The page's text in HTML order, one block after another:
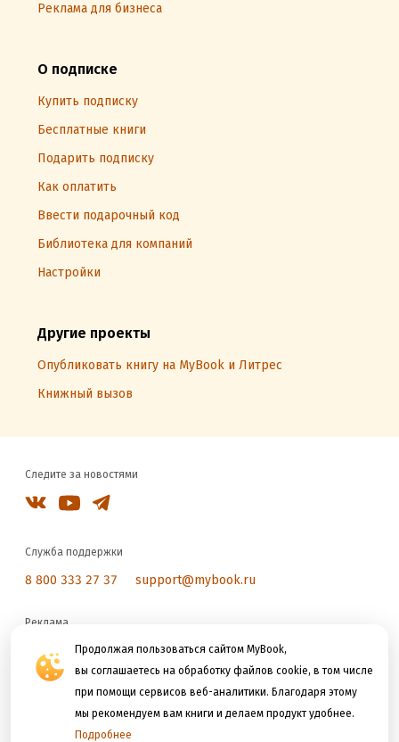
Продолжая пользоваться сайтом MyBook,
вы соглашаетесь на обработку файлов cookie, в том числе
при помощи сервисов веб-аналитики. Благодаря этому
мы рекомендуем вам книги и делаем продукт удобнее.
Подробнее
Реклама для бизнеса
О подписке
Купить подписку
Бесплатные книги
Подарить подписку
Как оплатить
Ввести подарочный код
Библиотека для компаний
Настройки
Другие проекты
Опубликовать книгу на MyBook и Литрес
Книжный вызов
Следите за новостями
Служба поддержки
8 800 333 27 37 support@mybook.ru
Реклама
reklama@litres.ru
Мы принимаем к оплате